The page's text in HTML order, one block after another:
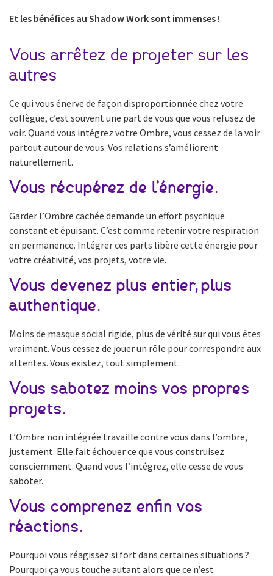
Et les bénéfices au Shadow Work sont immenses !
Vous arrêtez de projeter sur les
autres
Ce qui vous énerve de façon disproportionnée chez votre
collègue, c’est souvent une part de vous que vous refusez de
voir. Quand vous intégrez votre Ombre, vous cessez de la voir
partout autour de vous. Vos relations s’améliorent
naturellement.
Vous récupérez de l’énergie.
Garder l’Ombre cachée demande un effort psychique
constant et épuisant. C’est comme retenir votre respiration
en permanence. Intégrer ces parts libère cette énergie pour
votre créativité, vos projets, votre vie.
Vous devenez plus entier, plus
authentique.
Moins de masque social rigide, plus de vérité sur qui vous êtes
vraiment. Vous cessez de jouer un rôle pour correspondre aux
attentes. Vous existez, tout simplement.
Vous sabotez moins vos propres
projets.
L’Ombre non intégrée travaille contre vous dans l’ombre,
justement. Elle fait échouer ce que vous construisez
consciemment. Quand vous l’intégrez, elle cesse de vous
saboter.
Vous comprenez enfin vos
réactions.
Pourquoi vous réagissez si fort dans certaines situations ?
Pourquoi ça vous touche autant alors que ce n’est